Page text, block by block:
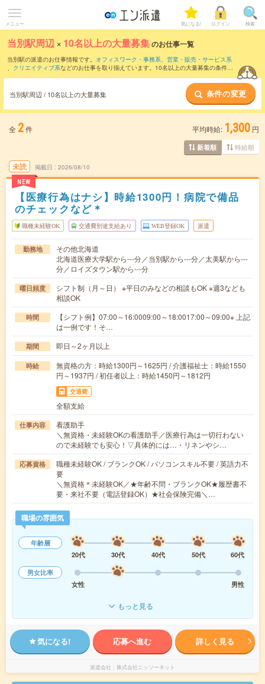
メニュー 気になる! ログイン 検索
当別駅周辺 × 10名以上の大量募集のお仕事一覧
当別駅の派遣のお仕事情報です。 オフィスワーク・事務系、 営業・販売・サービス系
、 クリエイティブ系などのお仕事を取り揃えています。10名以上の大量募集の条件の
当別駅周辺 / 10名以上の大量募集 条件の変更
全 2件 平均時給: 1,300 円
新着順 時給順
未読
NEW
掲載日 2026/08/10
【医療行為はナシ】時給1300円！病院で備品
のチェックなど＊
職種未経験OK 交通費別途支給あり WEB登録OK 派遣
勤務地
その他北海道
北海道医療大学駅から---分／当別駅から---分／太美駅から---
分／ロイズタウン駅から---分
曜日頻度
シフト制（月～日） ※平日のみなどの相談もOK ※週3なども
相談OK
時間
【シフト例】07:00～16:0009:00～18:0017:00～09:00※ 上記
は一例です！そ…
期間 即日～2ヶ月以上
時給
無資格の方：時給1300円～1625円 / 介護福祉士：時給1550
円～1937円 / 初任者以上：時給1450円～1812円
交通費
全額支給
仕事内容
看護助手
＼無資格・未経験OKの看護助手／医療行為は一切行わない
ので未経験でも安心！▽具体的には…・リネンやシ…
応募資格
職種未経験OK / ブランクOK / パソコンスキル不要 / 英語力不
要
＼無資格＊未経験OK／★年齢不問・ブランクOK★履歴書不
要・来社不要（電話登録OK）★社会保険完備＼…
職場の雰囲気
年齢層
20代
30代 40代 50代
60代
男女比率
女性
男性
もっと見る
気になる! 応募へ進む 詳しく見る
派遣会社 株式会社ニッソーネット